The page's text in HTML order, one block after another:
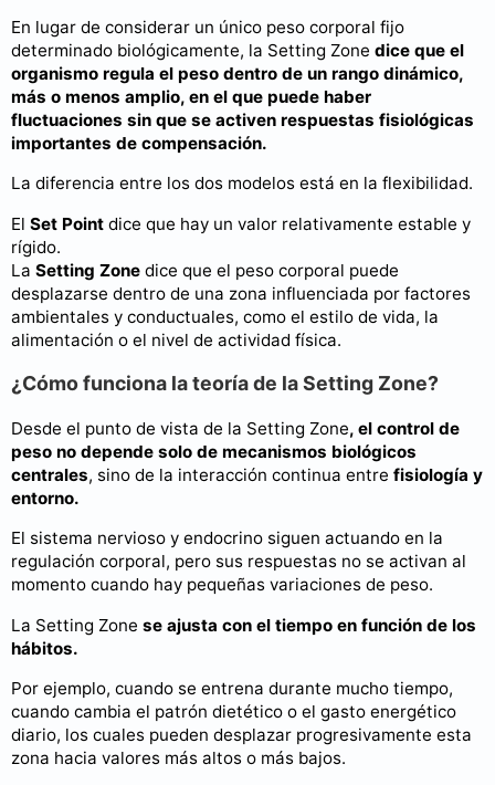
En lugar de considerar un único peso corporal fijo
determinado biológicamente, la Setting Zone dice que el
organismo regula el peso dentro de un rango dinámico,
más o menos amplio, en el que puede haber
fluctuaciones sin que se activen respuestas fisiológicas
importantes de compensación.
La diferencia entre los dos modelos está en la flexibilidad.
El Set Point dice que hay un valor relativamente estable y
rígido.
La Setting Zone dice que el peso corporal puede
desplazarse dentro de una zona influenciada por factores
ambientales y conductuales, como el estilo de vida, la
alimentación o el nivel de actividad física.
¿Cómo funciona la teoría de la Setting Zone?
Desde el punto de vista de la Setting Zone, el control de
peso no depende solo de mecanismos biológicos
centrales, sino de la interacción continua entre fisiología y
entorno.
El sistema nervioso y endocrino siguen actuando en la
regulación corporal, pero sus respuestas no se activan al
momento cuando hay pequeñas variaciones de peso.
La Setting Zone se ajusta con el tiempo en función de los
hábitos.
Por ejemplo, cuando se entrena durante mucho tiempo,
cuando cambia el patrón dietético o el gasto energético
diario, los cuales pueden desplazar progresivamente esta
zona hacia valores más altos o más bajos.